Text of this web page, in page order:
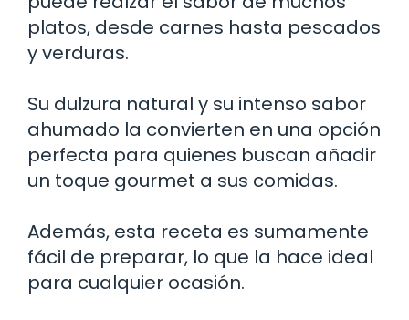
platos, desde carnes hasta pescados
y verduras.
Su dulzura natural y su intenso sabor
ahumado la convierten en una opción
perfecta para quienes buscan añadir
un toque gourmet a sus comidas.
Además, esta receta es sumamente
fácil de preparar, lo que la hace ideal
para cualquier ocasión.